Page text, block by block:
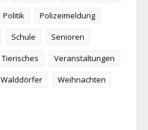
Politik
Polizeimeldung
Schule
Senioren
Tierisches
Veranstaltungen
Walddörfer
Weihnachten